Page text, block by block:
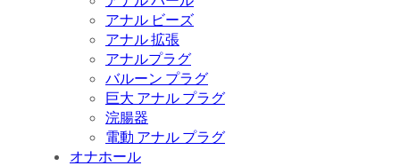
アナル ビーズ
アナル 拡張
アナルプラグ
バルーン プラグ
巨大 アナル プラグ
浣腸器
電動 アナル プラグ
オナホール